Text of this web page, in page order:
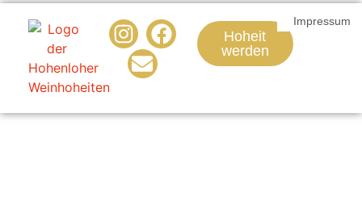
Hoheit
werden
Impressum